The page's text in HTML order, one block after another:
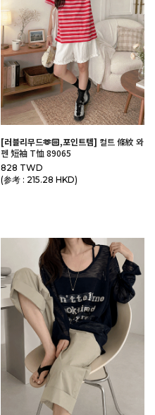
[러블리무드🫶🏻,포인트템] 컬트 條紋 와
펜 短袖 T恤 89065
828 TWD
(参考 : 215.28 HKD)